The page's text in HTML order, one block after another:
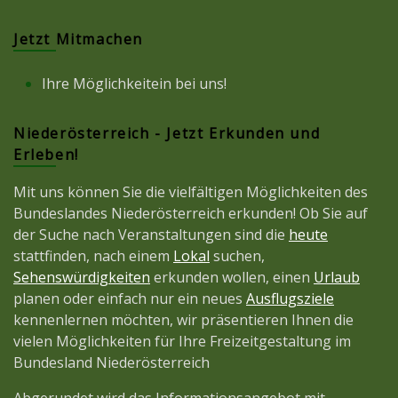
Jetzt Mitmachen
Ihre Möglichkeitein bei uns!
Niederösterreich - Jetzt Erkunden und
Erleben!
Mit uns können Sie die vielfältigen Möglichkeiten des
Bundeslandes Niederösterreich erkunden! Ob Sie auf
der Suche nach Veranstaltungen sind die heute
stattfinden, nach einem Lokal suchen,
Sehenswürdigkeiten erkunden wollen, einen Urlaub
planen oder einfach nur ein neues Ausflugsziele
kennenlernen möchten, wir präsentieren Ihnen die
vielen Möglichkeiten für Ihre Freizeitgestaltung im
Bundesland Niederösterreich